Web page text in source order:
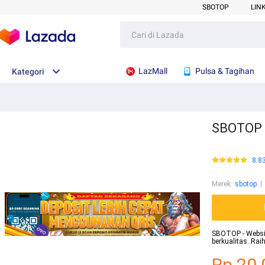
SBOTOP
Kategori LazMall Pulsa & Tagihan
Merek: sbotop
SBOTOP -
berkualitas.